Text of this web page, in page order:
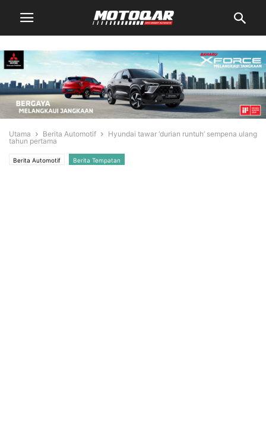
Utama Berita Automotif
Hyundai tawar ‘durian runtuh’ sempena ulang
tahun pertama
Berita Automotif Berita Tempatan